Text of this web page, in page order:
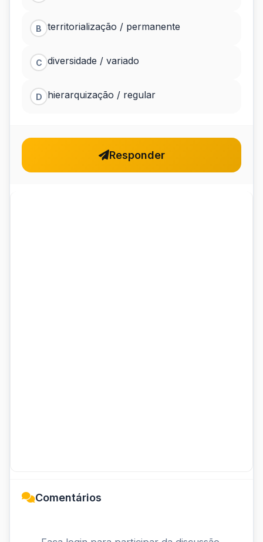
B territorialização / permanente
C diversidade / variado
D hierarquização / regular
Responder
Comentários